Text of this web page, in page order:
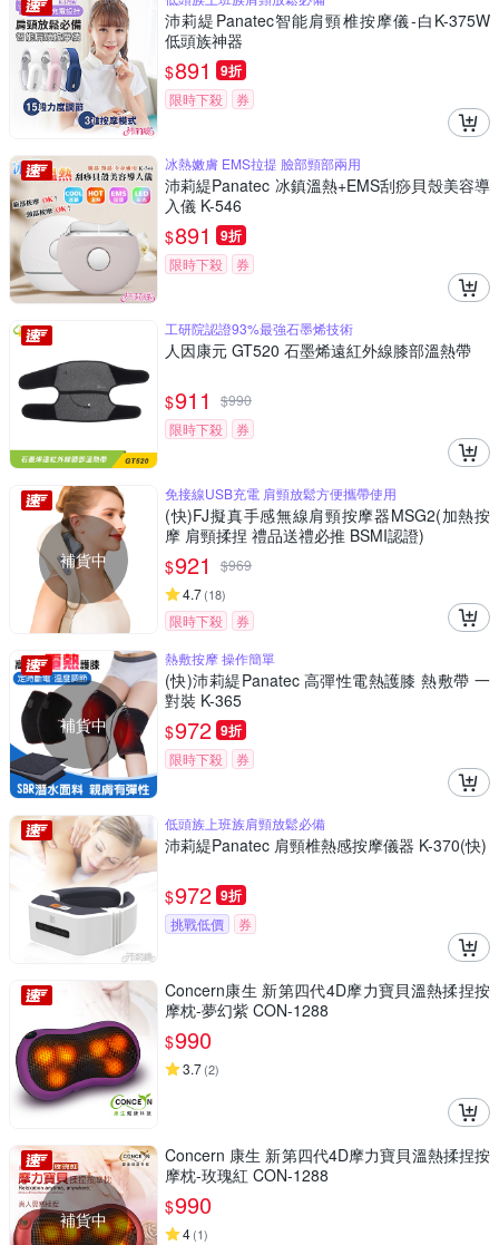
沛莉緹Panatec智能肩頸椎按摩儀-白K-375W
低頭族神器
$891 9折
限時下殺 券
冰熱嫩膚 EMS拉提 臉部頸部兩用
沛莉緹Panatec 冰鎮溫熱+EMS刮痧貝殼美容導
入儀 K-546
$891 9折
限時下殺 券
工研院認證93%最強石墨烯技術
人因康元 GT520 石墨烯遠紅外線膝部溫熱帶
$911 $990
限時下殺
券
補貨中
免接線USB充電 肩頸放鬆方便攜帶使用
(快)FJ擬真手感無線肩頸按摩器MSG2(加熱按
摩 肩頸揉捏 禮品送禮必推 BSMI認證)
$921 $969
4.7(18)
限時下殺 券
補貨中
熱敷按摩 操作簡單
(快)沛莉緹Panatec 高彈性電熱護膝 熱敷帶 一
對裝 K-365
$972 9折
限時下殺 券
低頭族上班族肩頸放鬆必備
沛莉緹Panatec 肩頸椎熱感按摩儀器 K-370(快)
$972 9折
挑戰低價 券
Concern康生 新第四代4D摩力寶貝溫熱揉捏按
摩枕-夢幻紫 CON-1288
$990
3.7(2)
補貨中
Concern 康生 新第四代4D摩力寶貝溫熱揉捏按
摩枕-玫瑰紅 CON-1288
$990
4(1)